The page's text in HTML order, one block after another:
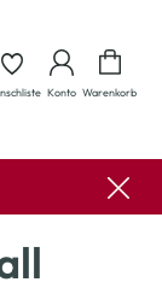
Konto Warenkorb